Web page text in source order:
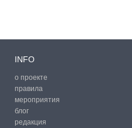
INFO
о проекте
правила
мероприятия
блог
редакция